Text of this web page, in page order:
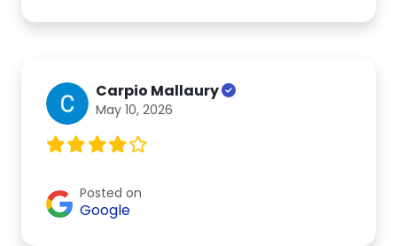
Carpio Mallaury
May 10, 2026
Posted on
Google